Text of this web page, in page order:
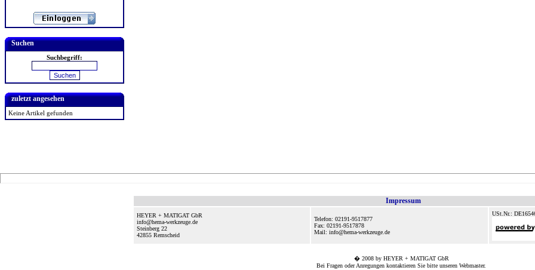
Suchen
Suchbegriff:
zuletzt angesehen
Keine Artikel gefunden
Impressum
HEYER + MATIGAT GbR
info@hema-werkzeuge.de
Steinberg 22
42855 Remscheid
Telefon: 02191-9517877
Fax: 02191-9517878
Mail: info@hema-werkzeuge.de
USt.Nr.:
� 2008 by HEYER + MATIGAT GbR
Bei Fragen oder Anregungen kontaktieren Sie bitte unseren Webmaster.